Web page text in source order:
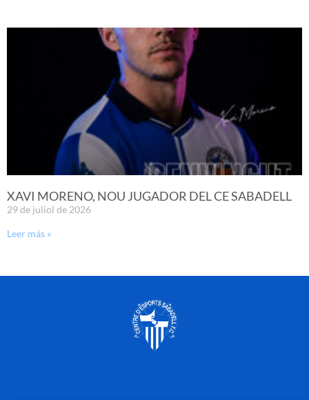
XAVI MORENO, NOU JUGADOR DEL CE SABADELL
29 de juliol de 2026
Leer más »